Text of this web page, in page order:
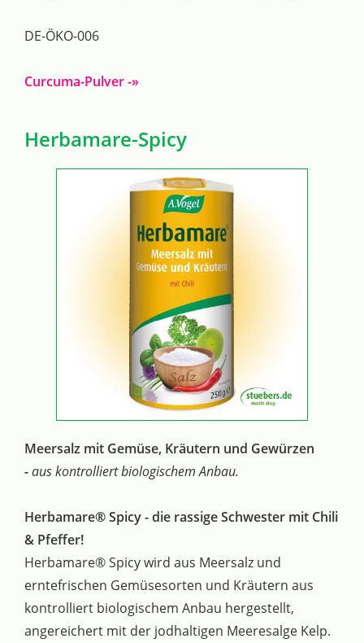
DE-ÖKO-006
Curcuma-Pulver -»
Herbamare-Spicy
Meersalz mit Gemüse, Kräutern und Gewürzen
-aus kontrolliert biologischem Anbau.
Herbamare® Spicy - die rassige Schwester mit Chili
& Pfeffer!
Herbamare® Spicy wird aus Meersalz und
erntefrischen Gemüsesorten und Kräutern aus
kontrolliert biologischem Anbau hergestellt,
angereichert mit der jodhaltigen Meeresalge Kelp.